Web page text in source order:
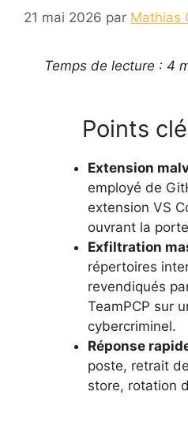
21 mai 2026 par Mathias
Temps de lecture : 4
Points
Extension
employé de
extension VS
ouvrant la
Exfiltration
répertoires
revendiqués
TeamPCP sur
cybercriminel.
Réponse
poste, retrait
store, rotation